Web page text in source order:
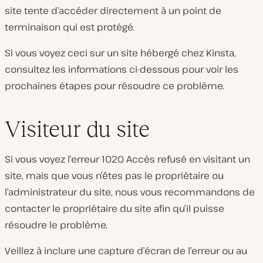
site tente d’accéder directement à un point de
terminaison qui est protégé.
Si vous voyez ceci sur un site hébergé chez Kinsta,
consultez les informations ci-dessous pour voir les
prochaines étapes pour résoudre ce problème.
Visiteur du site
Si vous voyez l’erreur 1020 Accès refusé en visitant un
site, mais que vous n’êtes pas le propriétaire ou
l’administrateur du site, nous vous recommandons de
contacter le propriétaire du site afin qu’il puisse
résoudre le problème.
Veillez à inclure une capture d’écran de l’erreur ou au